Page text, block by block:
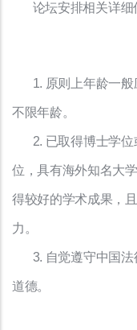
论坛安排相关详细
1. 原则上年龄一般
不限年龄。
2. 已取得博士学位
位，具有海外知名大
得较好的学术成果，
力。
3. 自觉遵守中国法
道德。